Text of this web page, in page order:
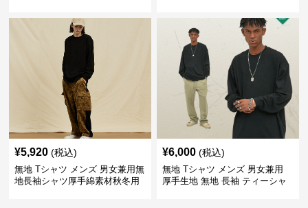
¥5,920 (税込)
無地 Tシャツ メンズ 男女兼用無
地長袖シャツ厚手綿素材秋冬用
¥6,000 (税込)
無地 Tシャツ メンズ 男女兼用
厚手生地 無地 長袖 ティーシャ